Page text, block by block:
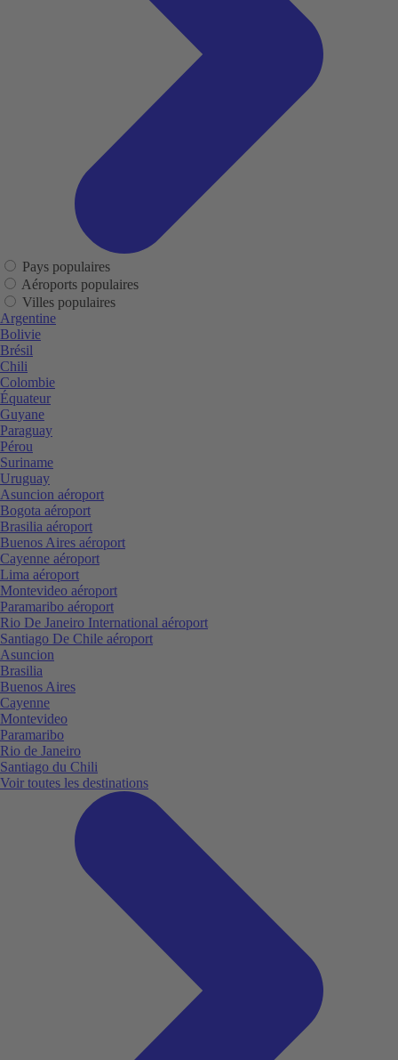
Pays populaires
Aéroports populaires
Villes populaires
Argentine
Bolivie
Brésil
Chili
Colombie
Équateur
Guyane
Paraguay
Pérou
Suriname
Uruguay
Asuncion aéroport
Bogota aéroport
Brasilia aéroport
Buenos Aires aéroport
Cayenne aéroport
Lima aéroport
Montevideo aéroport
Paramaribo aéroport
Rio De Janeiro International aéroport
Santiago De Chile aéroport
Asuncion
Brasilia
Buenos Aires
Cayenne
Montevideo
Paramaribo
Rio de Janeiro
Santiago du Chili
Voir toutes les destinations